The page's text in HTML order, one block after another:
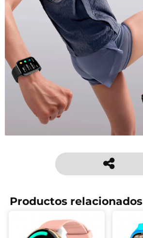
Productos relacionados